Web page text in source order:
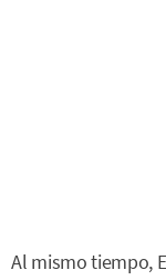
Al mismo tiempo,